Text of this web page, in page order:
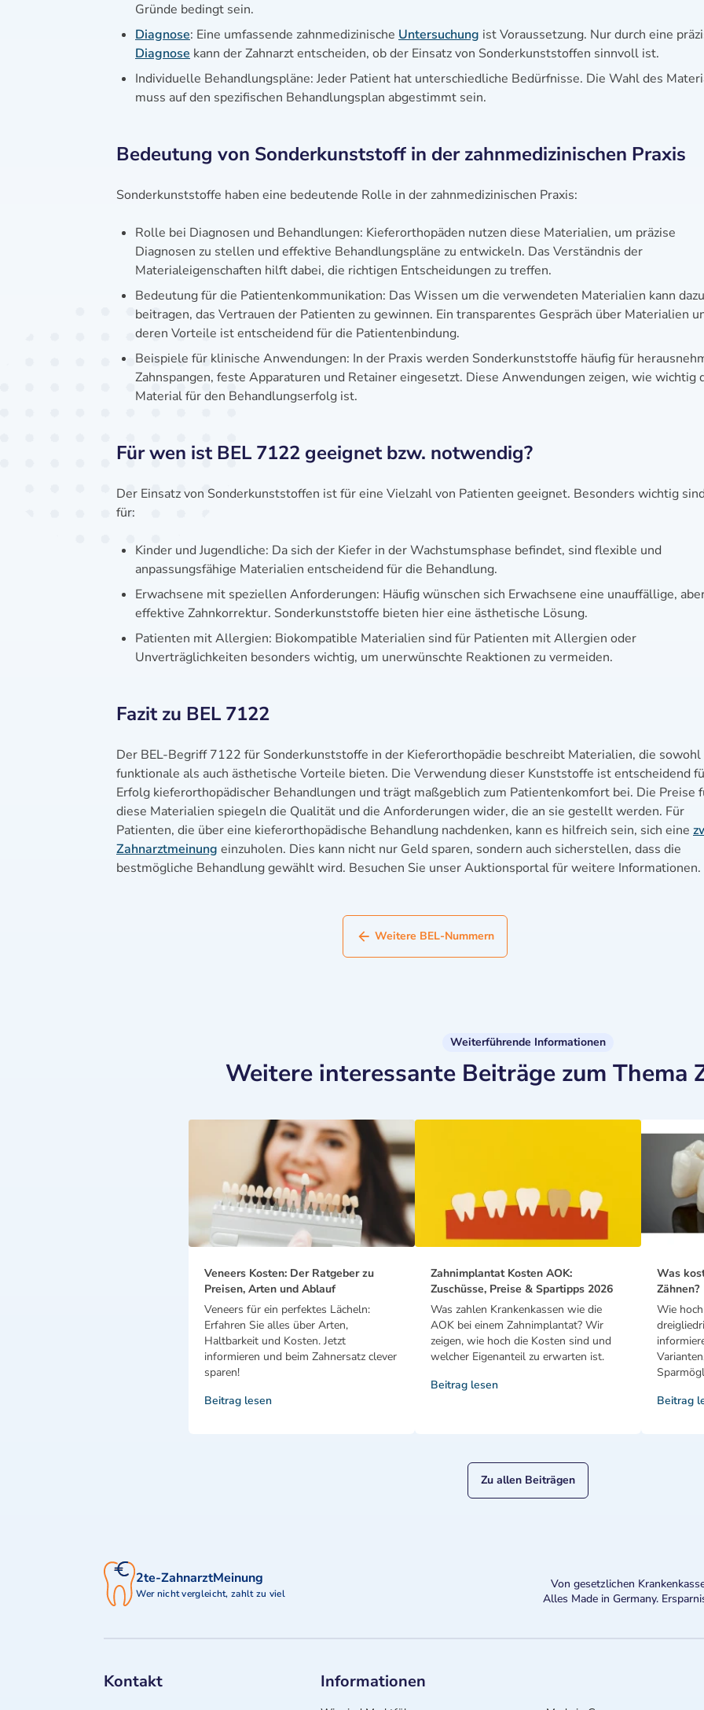
Gründe bedingt sein.
Diagnose: Eine umfassende zahnmedizinische Untersuchung ist Voraussetzung. Nur durch eine
Diagnose kann der Zahnarzt entscheiden, ob der Einsatz von Sonderkunststoffen sinnvoll ist.
Individuelle Behandlungspläne: Jeder Patient hat unterschiedliche Bedürfnisse. Die Wahl des
muss auf den spezifischen Behandlungsplan abgestimmt sein.
Bedeutung von Sonderkunststoff in der zahnmedizinischen Praxis
Sonderkunststoffe haben eine bedeutende Rolle in der zahnmedizinischen Praxis:
Rolle bei Diagnosen und Behandlungen: Kieferorthopäden nutzen diese Materialien, um präzise
Diagnosen zu stellen und effektive Behandlungspläne zu entwickeln. Das Verständnis der
Materialeigenschaften hilft dabei, die richtigen Entscheidungen zu treffen.
Bedeutung für die Patientenkommunikation: Das Wissen um die verwendeten Materialien kann dazu
beitragen, das Vertrauen der Patienten zu gewinnen. Ein transparentes Gespräch über Materialien
deren Vorteile ist entscheidend für die Patientenbindung.
Beispiele für klinische Anwendungen: In der Praxis werden Sonderkunststoffe häufig für
Zahnspangen, feste Apparaturen und Retainer eingesetzt. Diese Anwendungen zeigen, wie wichtig
Material für den Behandlungserfolg ist.
Für wen ist BEL 7122 geeignet bzw. notwendig?
Der Einsatz von Sonderkunststoffen ist für eine Vielzahl von Patienten geeignet. Besonders wichtig
für:
Kinder und Jugendliche: Da sich der Kiefer in der Wachstumsphase befindet, sind flexible und
anpassungsfähige Materialien entscheidend für die Behandlung.
Erwachsene mit speziellen Anforderungen: Häufig wünschen sich Erwachsene eine unauffällige,
effektive Zahnkorrektur. Sonderkunststoffe bieten hier eine ästhetische Lösung.
Patienten mit Allergien: Biokompatible Materialien sind für Patienten mit Allergien oder
Unverträglichkeiten besonders wichtig, um unerwünschte Reaktionen zu vermeiden.
Fazit zu BEL 7122
Der BEL-Begriff 7122 für Sonderkunststoffe in der Kieferorthopädie beschreibt Materialien, die sowohl
funktionale als auch ästhetische Vorteile bieten. Die Verwendung dieser Kunststoffe ist entscheidend
Erfolg kieferorthopädischer Behandlungen und trägt maßgeblich zum Patientenkomfort bei. Die Preise
diese Materialien spiegeln die Qualität und die Anforderungen wider, die an sie gestellt werden. Für
Patienten, die über eine kieferorthopädische Behandlung nachdenken, kann es hilfreich sein, sich eine
Zahnarztmeinung einzuholen. Dies kann nicht nur Geld sparen, sondern auch sicherstellen, dass die
bestmögliche Behandlung gewählt wird. Besuchen Sie unser Auktionsportal für weitere Informationen.
Weitere BEL-Nummern
Weiterführende Informationen
Weitere interessante Beiträge zum Thema
Veneers Kosten: Der Ratgeber zu
Preisen, Arten und Ablauf
Veneers für ein perfektes Lächeln:
Erfahren Sie alles über Arten,
Haltbarkeit und Kosten. Jetzt
informieren und beim Zahnersatz clever
sparen!
Beitrag lesen
Zahnimplantat Kosten AOK:
Zuschüsse, Preise & Spartipps 2026
Was zahlen Krankenkassen wie die
AOK bei einem Zahnimplantat? Wir
zeigen, wie hoch die Kosten sind und
welcher Eigenanteil zu erwarten ist.
Beitrag lesen
Was
Zähnen?
Wie
Beitrag
Zu allen Beiträgen
2te-ZahnarztMeinung
Wer nicht vergleicht, zahlt zu viel
Von gesetzlichen
Alles Made in Germany.
Kontakt Informationen